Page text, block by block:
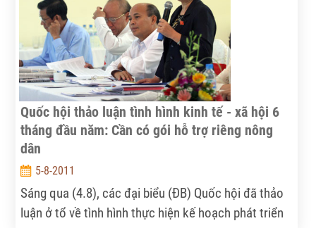
ương, thành phố Hà Nội đang gấp sức thực hiện các
giải pháp kiềm chế sức nóng của giá cả hàng hóa
mà trọng tâm là nhóm hàng thực phẩm.
Quốc hội thảo luận tình hình kinh tế - xã hội 6
tháng đầu năm: Cần có gói hỗ trợ riêng nông
dân
5-8-2011
Sáng qua (4.8), các đại biểu (ĐB) Quốc hội đã thảo
luận ở tổ về tình hình thực hiện kế hoạch phát triển